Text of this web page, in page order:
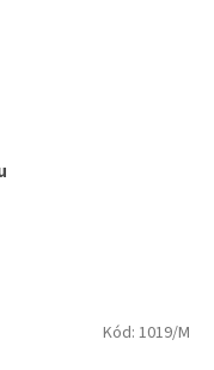
Kód: 1019/M